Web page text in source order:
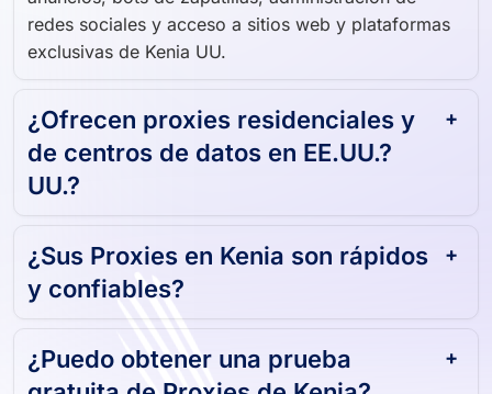
redes sociales y acceso a sitios web y plataformas
exclusivas de Kenia UU.
¿Ofrecen proxies residenciales y
de centros de datos en EE.UU.?
UU.?
¿Sus Proxies en Kenia son rápidos
y confiables?
¿Puedo obtener una prueba
gratuita de Proxies de Kenia?